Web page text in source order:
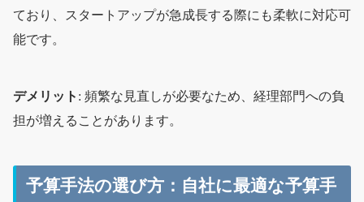
ており、スタートアップが急成長する際にも柔軟に対応可
能です。
デメリット : 頻繁な見直しが必要なため、経理部門への負
担が増えることがあります。
予算手法の選び方：自社に最適な予算手